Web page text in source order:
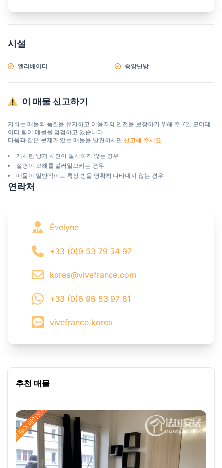
시설
엘리베이터 중앙난방
이 매물 신고하기
저희는 매물의 품질을 유지하고 이용자의 안전을 보장하기 위해 주 7일 모더레
이터 팀이 매물을 점검하고 있습니다.
다음과 같은 문제가 있는 매물을 발견하시면 신고해 주세요
게시된 방과 사진이 일치하지 않는 경우
설명이 오해를 불러일으키는 경우
매물이 일반적이고 특정 방을 명확히 나타내지 않는 경우
연락처
Évelyne
+33 (0)9 53 79 54 97
korea@vivefrance.com
+33 (0)6 95 53 97 81
vivefrance.korea
추천 매물
프랑스 에이전시